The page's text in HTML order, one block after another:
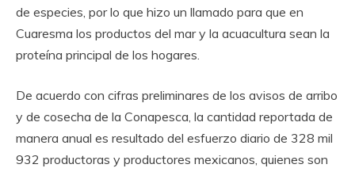
de especies, por lo que hizo un llamado para que en
Cuaresma los productos del mar y la acuacultura sean la
proteína principal de los hogares.
De acuerdo con cifras preliminares de los avisos de arribo
y de cosecha de la Conapesca, la cantidad reportada de
manera anual es resultado del esfuerzo diario de 328 mil
932 productoras y productores mexicanos, quienes son